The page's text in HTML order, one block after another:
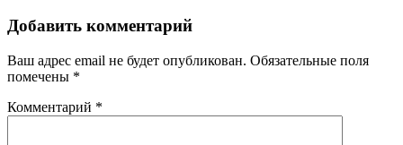
Добавить комментарий
Ваш адрес email не будет опубликован. Обязательные поля
помечены *
Комментарий *